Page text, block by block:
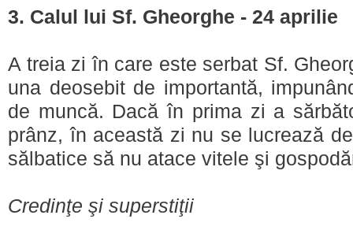
3. Calul lui Sf. Gheorghe - 24 aprilie
A treia zi în care este serbat Sf.
una deosebit de importantă,
de muncă. Dacă în prima zi a
prânz, în această zi nu se lucrează
sălbatice să nu atace vitele şi
Credinţe şi superstiţii